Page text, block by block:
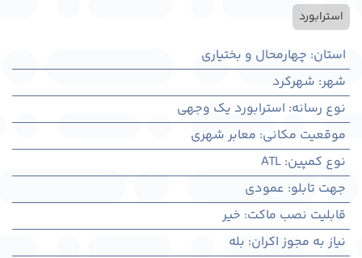
استرابورد
استان: چهارمحال و بختیاری
شهر: شهركرد
نوع رسانه: استرابورد یک وجهی
موقعیت مکانی: معابر شهری
نوع کمپین:
ATL
جهت تابلو: عمودی
قابلیت نصب ماکت: خیر
نیاز به مجوز اکران: بله